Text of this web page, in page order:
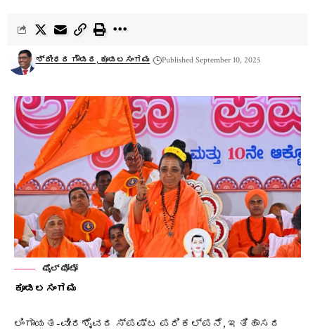
ಶ್ರೀಧರ ಗೌಡರ, ಕೂಡಲಸಂಗಮ Published September 10, 2025
ಫೈಲ್ ಫೋಟೋ
ಕೂಡಲಸಂಗಮ
ಲಿಂಗಾಯತ-ವೀರಶೈವದ ಸ್ಪಷ್ಟ ಪರಿಕಲ್ಪನೆ, ಇತಿಹಾಸದ